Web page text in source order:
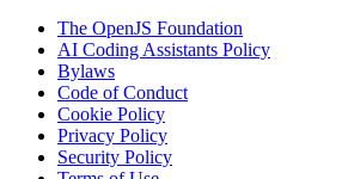
The OpenJS Foundation
AI Coding Assistants Policy
Bylaws
Code of Conduct
Cookie Policy
Privacy Policy
Security Policy